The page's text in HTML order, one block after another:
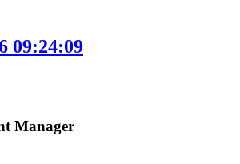
09:24:09
Manager